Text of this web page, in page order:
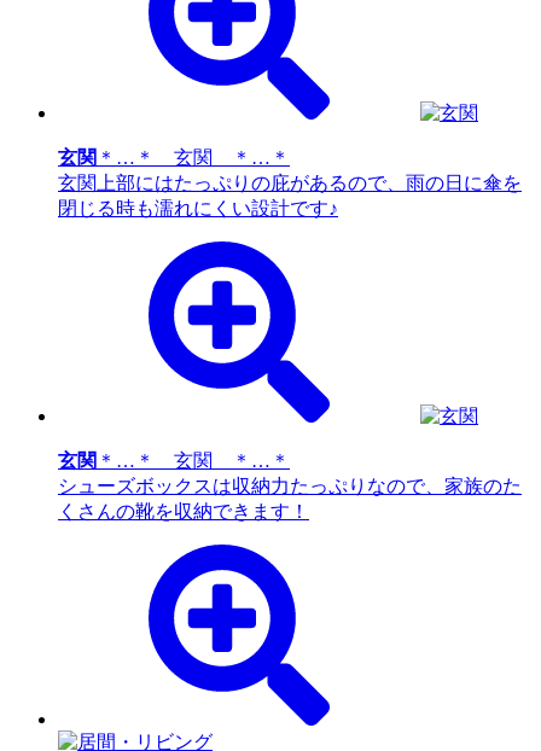
玄関 ＊…＊ 玄関 ＊…＊
玄関上部にはたっぷりの庇があるので、雨の日に傘を
閉じる時も濡れにくい設計です♪
玄関 ＊…＊ 玄関 ＊…＊
シューズボックスは収納力たっぷりなので、家族のた
くさんの靴を収納できます！